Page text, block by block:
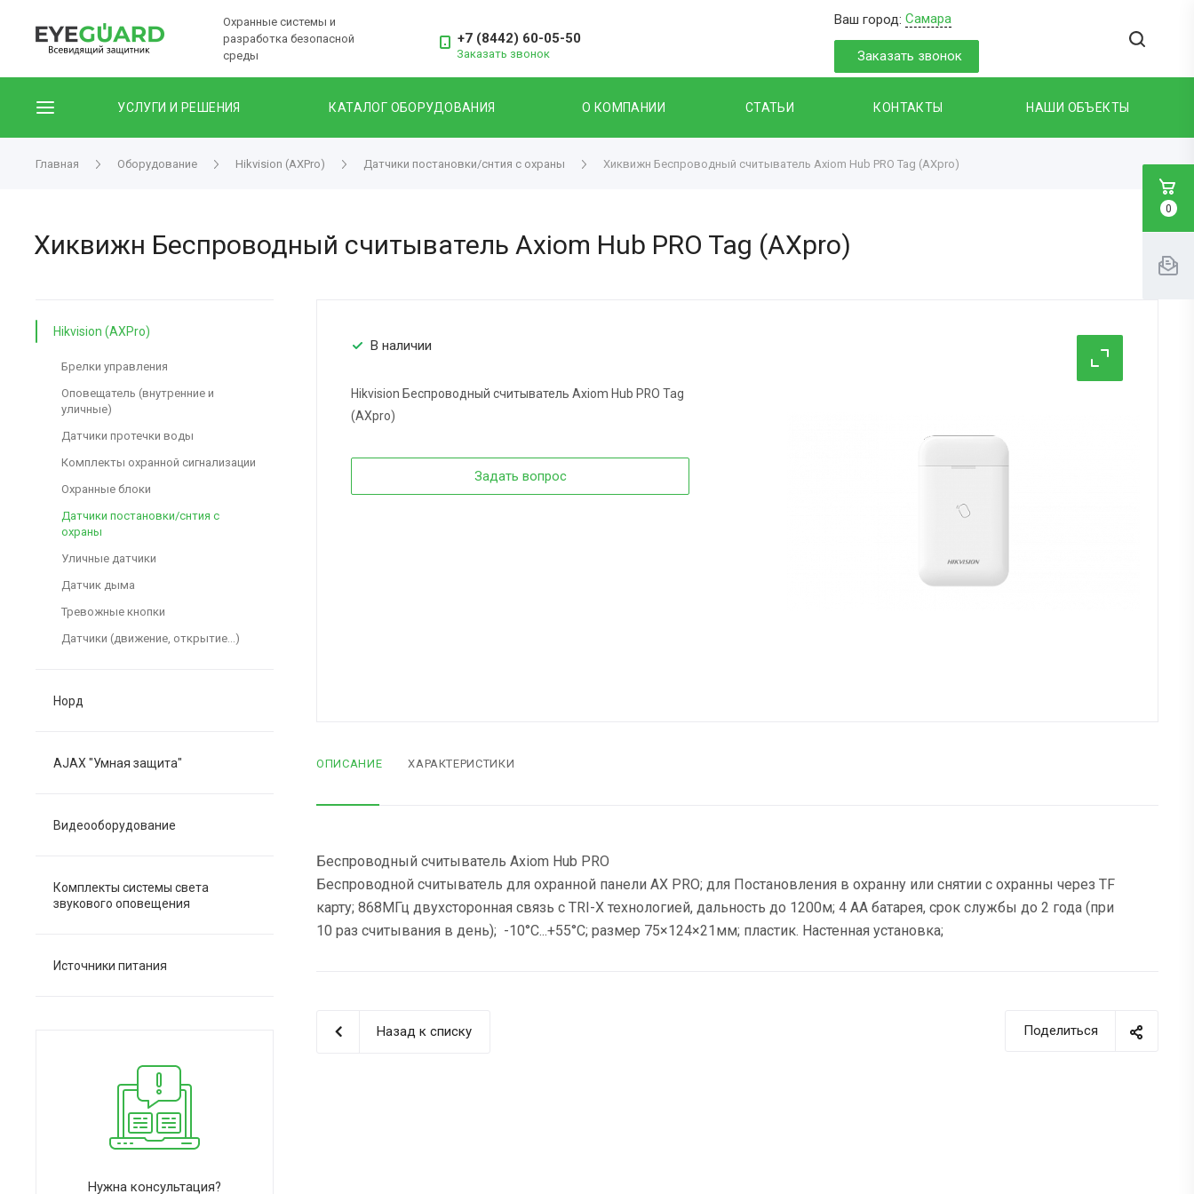
Охранные системы и
разработка безопасной
среды
+7 (8442) 60-05-50
Заказать звонок
Ваш город: Самара
Заказать звонок
УСЛУГИ И РЕШЕНИЯ КАТАЛОГ ОБОРУДОВАНИЯ О КОМПАНИИ СТАТЬИ КОНТАКТЫ НАШИ ОБЪЕКТЫ
Главная Оборудование Hikvision (AXPro) Датчики постановки/снтия с охраны Хиквижн Беспроводный считыватель Axiom Hub PRO Tag (AXpro)
Хиквижн Беспроводный считыватель Axiom Hub PRO Tag (AXpro)
В наличии
Hikvision Беспроводный считыватель Axiom Hub PRO Tag
(AXpro)
Задать вопрос
ОПИСАНИЕ ХАРАКТЕРИСТИКИ
Беспроводный считыватель Axiom Hub PRO
Беспроводной считыватель для охранной панели AX PRO; для Постановления в охранну или снятии с охранны через TF
карту; 868МГц двухсторонная связь с TRI-X технологией, дальность до 1200м; 4 AA батарея, срок службы до 2 года (при
10 раз считывания в день); -10°C...+55°C; размер 75×124×21мм; пластик. Настенная установка;
Поделиться
Назад к списку
Hikvision (AXPro)
Брелки управления
Оповещатель (внутренние и
уличные)
Датчики протечки воды
Комплекты охранной сигнализации
Охранные блоки
Датчики постановки/снтия с
охраны
Уличные датчики
Датчик дыма
Тревожные кнопки
Датчики (движение, открытие...)
Норд
AJAX "Умная защита"
Видеооборудование
Комплекты системы света
звукового оповещения
Источники питания
Нужна консультация?
0